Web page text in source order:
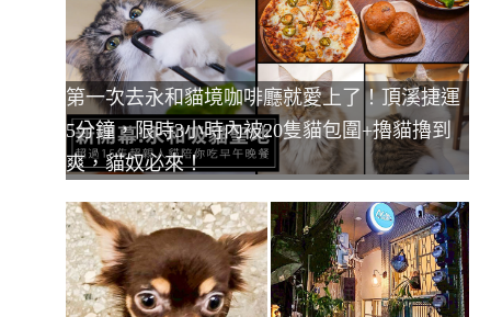
第一次去永和貓境咖啡廳就愛上了！頂溪捷運
5分鐘，限時3小時內被20隻貓包圍+擼貓擼到
爽，貓奴必來！